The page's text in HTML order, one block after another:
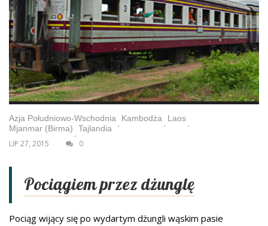
Azja Południowo-Wschodnia , Kambodża , Laos ,
Mjanmar (Birma) , Tajlandia
LIP 27, 2015 0
Pociągiem przez dżunglę
Pociąg wijący się po wydartym dżungli wąskim pasie